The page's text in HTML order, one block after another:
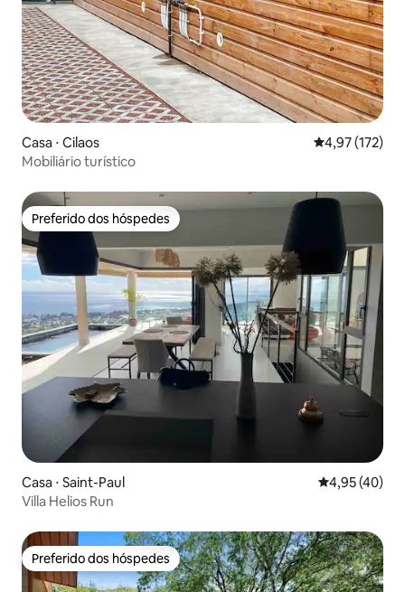
Casa ⋅ Cilaos 4,97 de uma
4,97 (172)
Mobiliário turístico
Preferido dos hóspedes
Preferido dos hóspedes
Casa ⋅ Saint-Paul 4,95 de uma
4,95 (40)
Villa Helios Run
Preferido dos hóspedes
Preferido dos hóspedes